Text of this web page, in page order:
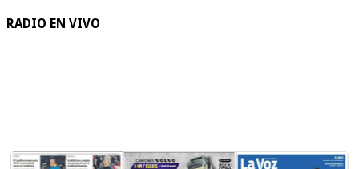
RADIO EN VIVO